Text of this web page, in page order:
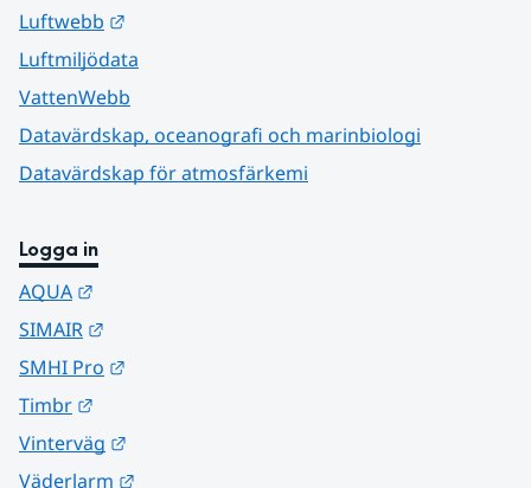
Luftwebb
Luftmiljödata
VattenWebb
Datavärdskap, oceanografi och marinbiologi
Datavärdskap för atmosfärkemi
Logga in
AQUA
SIMAIR
SMHI Pro
Timbr
Vinterväg
Väderlarm